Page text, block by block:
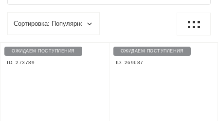
ОЖИДАЕМ ПОСТУПЛЕНИЯ
ID: 273789
ОЖИДАЕМ ПОСТУПЛЕНИЯ
ID: 269687